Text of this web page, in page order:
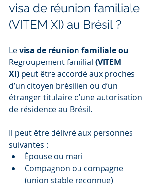
visa de réunion familiale
(VITEM XI) au Brésil ?
Le visa de réunion familiale ou
Regroupement familial (VITEM
XI) peut être accordé aux proches
d’un citoyen brésilien ou d’un
étranger titulaire d’une autorisation
de résidence au Brésil.
Il peut être délivré aux personnes
suivantes :
Épouse ou mari
Compagnon ou compagne
(union stable reconnue)